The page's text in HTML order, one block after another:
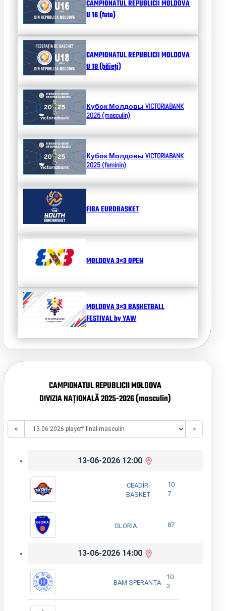
CAMPIONATUL REPUBLICII MOLDOVA
U 16 (fete)
CAMPIONATUL REPUBLICII MOLDOVA
U 18 (băieți)
Кубок МолдовыVICTORIABANK
2025 (masculin)
Кубок МолдовыVICTORIABANK
2025 (feminin)
FIBA EUROBASKET
MOLDOVA 3×3 OPEN
MOLDOVA 3×3 BASKETBALL
FESTIVAL by YAW
CAMPIONATUL REPUBLICII MOLDOVA
DIVIZIA NAȚIONALĂ 2025-2026 (masculin)
< >
13-06-2026 12:00
CEADÎR-
BASKET
10
7
GLORIA 87
13-06-2026 14:00
BAM SPERANȚA
10
3